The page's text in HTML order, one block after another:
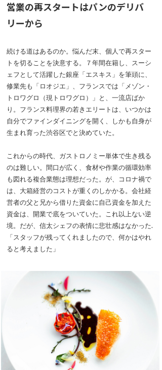
営業の再スタートはパンのデリバ
リーから
続ける道はあるのか。悩んだ末、個人で再スター
トを切ることを決意する。７年間在籍し、スーシ
ェフとして活躍した銀座「エスキス」を筆頭に、
修業先も「ロオジエ」、フランスでは「メゾン・
トロワグロ（現トロワグロ）」と、一流店ばか
り。フランス料理界の若きエリートは、いつかは
自分でファインダイニングを開く、しかも自身が
生まれ育った渋谷区でと決めていた。
これからの時代、ガストロノミー単体で生き残る
のは難しい。間口が広く、食材や作業の循環効率
も図れる複合業態は理想だった。が、コロナ禍で
は、大箱経営のコストが重くのしかかる。会社経
営者の父と兄から借りた資金に自己資金を加えた
資金は、開業で底をついていた。これ以上ない逆
境。だが、信太シェフの表情に悲壮感はなかった.
「スタッフが残ってくれましたので、何かはやれ
ると考えました」